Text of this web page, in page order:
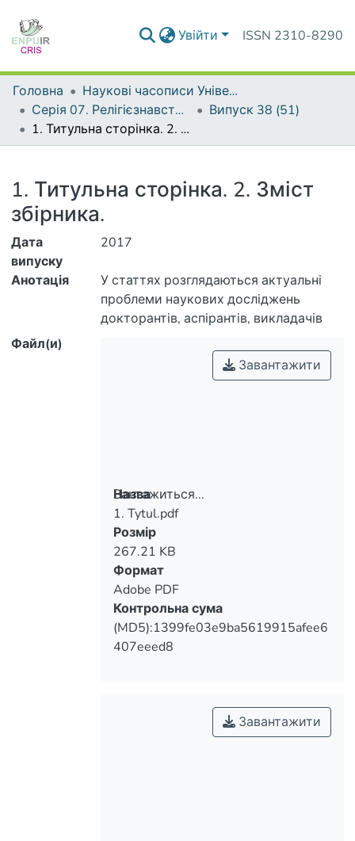
Увійти ISSN 2310-8290
Головна
Наукові часописи Університету
Серія 07. Релігієзнавство. Культурологія. Філософія
Випуск 38 (51)
1. Титульна сторінка. 2. Зміст збірника.
1. Титульна сторінка. 2. Зміст
збірника.
Дата
випуску
2017
Анотація
У статтях розглядаються актуальні
проблеми наукових досліджень
докторантів, аспірантів, викладачів
установ України з питань
релігієзнавства, теорії та історії
Файл(и)
Вантажиться...
Вантажиться...
Завантажити
Назва
1. Tytul.pdf
Розмір
267.21 KB
Формат
Adobe PDF
Контрольна сума
(MD5):1399fe03e9ba5619915afee6
407eeed8
Завантажити